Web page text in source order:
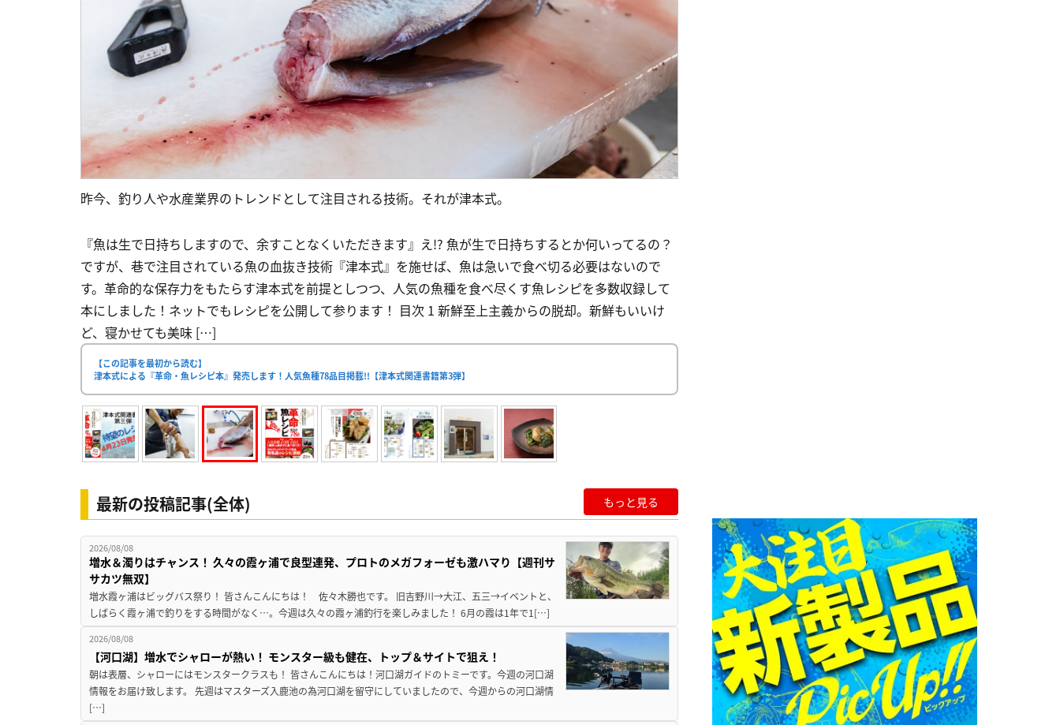
昨今、釣り人や水産業界のトレンドとして注目される技術。それが津本式。
『魚は生で日持ちしますので、余すことなくいただきます』え!? 魚が生で日持ちするとか何いってるの？
ですが、巷で注目されている魚の血抜き技術『津本式』を施せば、魚は急いで食べ切る必要はないので
す。革命的な保存力をもたらす津本式を前提としつつ、人気の魚種を食べ尽くす魚レシピを多数収録して
本にしました！ネットでもレシピを公開して参ります！ 目次 1 新鮮至上主義からの脱却。新鮮もいいけ
ど、寝かせても美味 […]
【この記事を最初から読む】
津本式による『革命・魚レシピ本』発売します！人気魚種78品目掲載!!【津本式関連書籍第3弾】
最新の投稿記事(全体) もっと見る
2026/08/08
増水＆濁りはチャンス！ 久々の霞ヶ浦で良型連発、プロトのメガフォーゼも激ハマり【週刊サ
サカツ無双】
増水霞ヶ浦はビッグバス祭り！ 皆さんこんにちは！ 佐々木勝也です。 旧吉野川→大江、五三→イベントと、
しばらく霞ヶ浦で釣りをする時間がなく…。今週は久々の霞ヶ浦釣行を楽しみました！ 6月の霞は1年で1[…]
2026/08/08
【河口湖】増水でシャローが熱い！ モンスター級も健在、トップ＆サイトで狙え！
朝は表層、シャローにはモンスタークラスも！ 皆さんこんにちは！河口湖ガイドのトミーです。今週の河口湖
情報をお届け致します。 先週はマスターズ入鹿池の為河口湖を留守にしていましたので、今週からの河口湖情
[…]